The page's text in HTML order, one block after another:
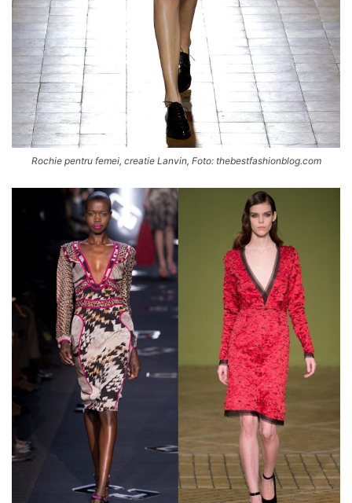
Rochie pentru femei, creatie Lanvin, Foto: thebestfashionblog.com